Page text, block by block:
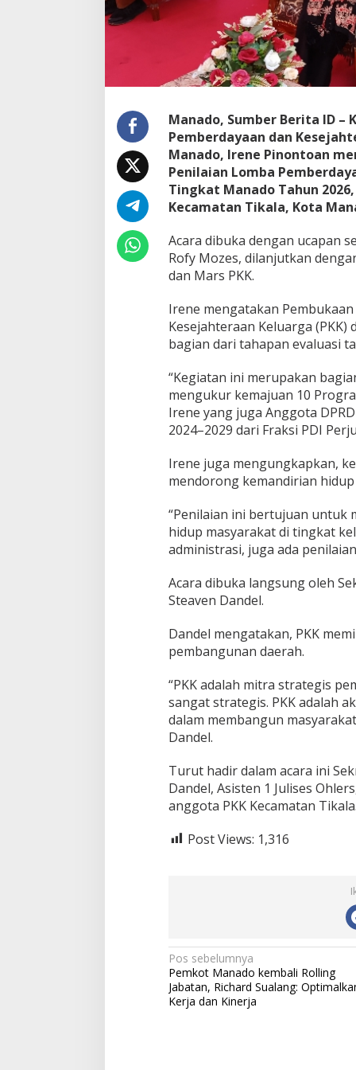
d
u
p
B
e
m
a
s
y
a
r
a
k
t
T
i
n
k
a
t
e
u
r
a
n
Manado, Sumber Berita ID –
Pemberdayaan dan
Manado, Irene Pinontoan
Penilaian Lomba
Tingkat Manado Tahun
Kecamatan Tikala, Kota
Acara dibuka dengan ucapan
Rofy Mozes, dilanjutkan
dan Mars PKK.
Irene mengatakan
Kesejahteraan Keluarga
bagian dari tahapan evaluasi
“Kegiatan ini merupakan
mengukur kemajuan 10
Irene yang juga Anggota
2024–2029 dari Fraksi PDI
Irene juga mengungkapkan,
mendorong kemandirian
“Penilaian ini bertujuan untuk
hidup masyarakat di tingkat
administrasi, juga ada
Acara dibuka langsung oleh
Steaven Dandel.
Dandel mengatakan, PKK
pembangunan daerah.
“PKK adalah mitra strategis
sangat strategis. PKK adalah
dalam membangun
Dandel.
Turut hadir dalam acara ini
Dandel, Asisten 1 Julises
anggota PKK Kecamatan
Post Views: 1,316
N
a
v
Pos sebelumnya
Pemkot Manado kembali Rolling
Jabatan, Richard Sualang:
Kerja dan Kinerja